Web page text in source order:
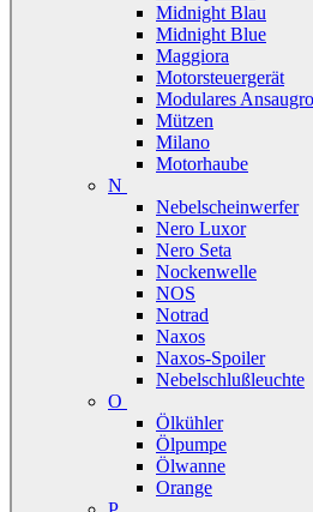
Midnight Blau
Midnight Blue
Maggiora
Motorsteuergerät
Modulares
Mützen
Milano
Motorhaube
N
Nebelscheinwerfer
Nero Luxor
Nero Seta
Nockenwelle
NOS
Notrad
Naxos
Naxos-Spoiler
Nebelschlußleuchte
O
Ölkühler
Ölpumpe
Ölwanne
Orange